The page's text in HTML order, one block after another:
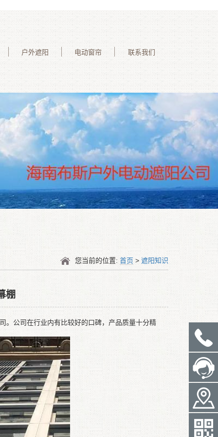
户外遮阳 电动窗帘 联系我们
您当前的位置: 首页 > 遮阳知识
棚
。公司在行业内有比较好的口碑，产品质量十分精